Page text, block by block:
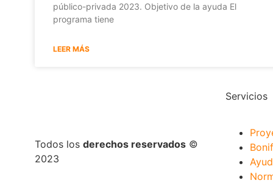
público-privada 2023. Objetivo de la ayuda El
programa tiene
LEER MÁS
Todos los derechos reservados ©
2023
Servicios